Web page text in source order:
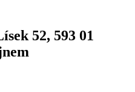
52, 593 01